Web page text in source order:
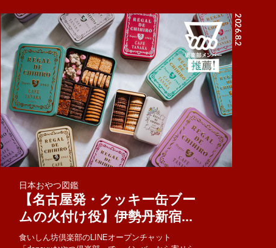
2026.8.2
日本おやつ図鑑
【名古屋発・クッキー缶ブー
ムの火付け役】伊勢丹新宿...
食いしん坊倶楽部のLINEオープンチャット